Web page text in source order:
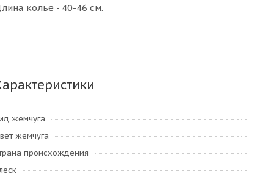
колье - 40-46 см.
жемчуга
жемчуга
происхождения